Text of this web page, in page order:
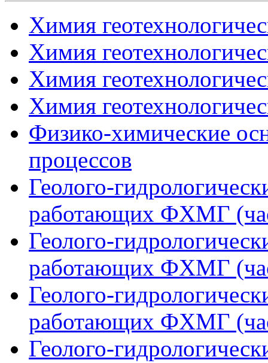
Химия
Химия
Химия
Химия
Физико-химические
процессов
Геолого-
работающих ФХМГ
Геолого-
работающих ФХМГ
Геолого-
работающих ФХМГ
Геолого-